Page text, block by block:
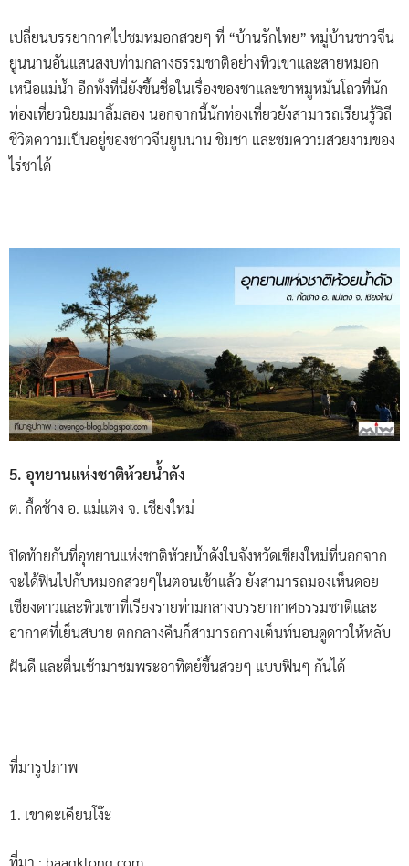
เปลี่ยนบรรยากาศไปชมหมอกสวยๆ ที่ “บ้านรักไทย” หมู่บ้านชาวจีน
ยูนนานอันแสนสงบท่ามกลางธรรมชาติอย่างทิวเขาและสายหมอก
เหนือแม่น้ำ อีกทั้งที่นี่ยังขึ้นชื่อในเรื่องของชาและขาหมูหมั่นโถวที่นัก
ท่องเที่ยวนิยมมาลิ้มลอง นอกจากนี้นักท่องเที่ยวยังสามารถเรียนรู้วิถี
ชีวิตความเป็นอยู่ของชาวจีนยูนนาน ชิมชา และชมความสวยงามของ
ไร่ชาได้
5. อุทยานแห่งชาติห้วยน้ำดัง
ต. กื้ดช้าง อ. แม่แตง จ. เชียงใหม่
ปิดท้ายกันที่อุทยานแห่งชาติห้วยน้ำดังในจังหวัดเชียงใหม่ที่นอกจาก
จะได้ฟินไปกับหมอกสวยๆในตอนเช้าแล้ว ยังสามารถมองเห็นดอย
เชียงดาวและทิวเขาที่เรียงรายท่ามกลางบรรยากาศธรรมชาติและ
อากาศที่เย็นสบาย ตกกลางคืนก็สามารถกางเต็นท์นอนดูดาวให้หลับ
ฝันดี และตื่นเช้ามาชมพระอาทิตย์ขึ้นสวยๆ แบบฟินๆ กันได้
ที่มารูปภาพ
1. เขาตะเคียนโง๊ะ
ที่มา : baagklong.com